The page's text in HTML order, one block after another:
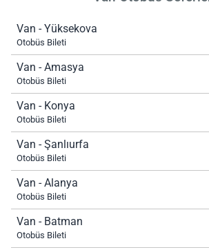
Van - Yüksekova
Otobüs Bileti
Van - Amasya
Otobüs Bileti
Van - Konya
Otobüs Bileti
Van - Şanlıurfa
Otobüs Bileti
Van - Alanya
Otobüs Bileti
Van - Batman
Otobüs Bileti